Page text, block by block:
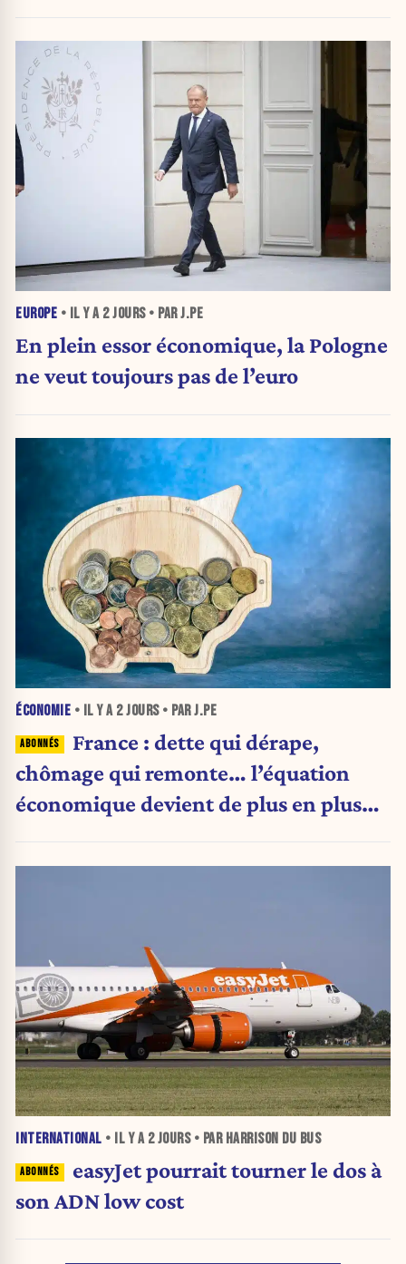
EUROPE • IL Y A 2 JOURS• PAR J.PE
En plein essor économique, la Pologne
ne veut toujours pas de l’euro
ÉCONOMIE • IL Y A 2 JOURS• PAR J.PE
France : dette qui dérape,
chômage qui remonte… l’équation
économique devient de plus en plus
INTERNATIONAL • IL Y A 2 JOURS• PAR HARRISON DU BUS
easyJet pourrait tourner le dos à
son ADN low cost